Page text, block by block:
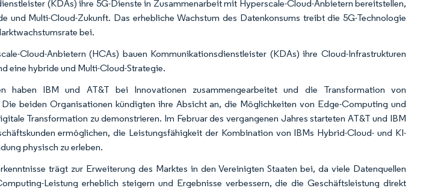
(KDAs) ihre 5G-Dienste in Zusammenarbeit mit Hyperscale-Cloud-Anbietern bereitstellen,
und Multi-Cloud-Zukunft. Das erhebliche Wachstum des Datenkonsums treibt die 5G-Technologie
bei.
Cloud-Anbietern (HCAs) bauen Kommunikationsdienstleister (KDAs) ihre Cloud-Infrastrukturen
eine hybride und Multi-Cloud-Strategie.
haben IBM und AT&T bei Innovationen zusammengearbeitet und die Transformation von
Die beiden Organisationen kündigten ihre Absicht an, die Möglichkeiten von Edge-Computing und
Transformation zu demonstrieren. Im Februar des vergangenen Jahres starteten AT&T und IBM
ermöglichen, die Leistungsfähigkeit der Kombination von IBMs Hybrid-Cloud- und KI-
physisch zu erleben.
trägt zur Erweiterung des Marktes in den Vereinigten Staaten bei, da viele Datenquellen
Leistung erheblich steigern und Ergebnisse verbessern, die die Geschäftsleistung direkt